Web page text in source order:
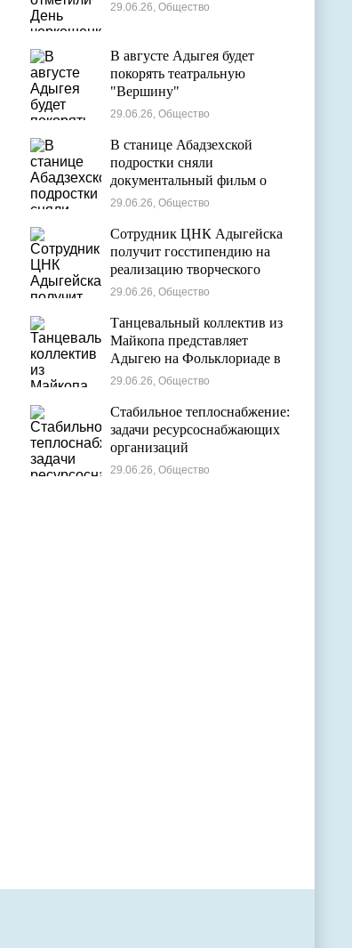
29.06.26, Общество
В августе Адыгея будет
покорять театральную
"Вершину"
29.06.26, Общество
В станице Абадзехской
подростки сняли
документальный фильм о
цирковой студии
29.06.26, Общество
Сотрудник ЦНК Адыгейска
получит госстипендию на
реализацию творческого
проекта в области
29.06.26, Общество
Танцевальный коллектив из
Майкопа представляет
Адыгею на Фольклориаде в
Уфе
29.06.26, Общество
Стабильное теплоснабжение:
задачи ресурсоснабжающих
организаций
29.06.26, Общество